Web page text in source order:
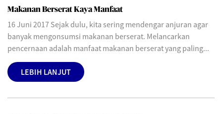
Makanan Berserat Kaya Manfaat
16 Juni 2017 Sejak dulu, kita sering mendengar anjuran agar
banyak mengonsumsi makanan berserat. Melancarkan
pencernaan adalah manfaat makanan berserat yang paling...
LEBIH LANJUT